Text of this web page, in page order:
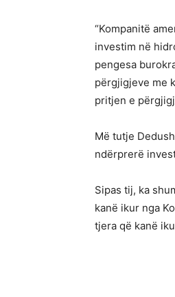
“Kompanitë
investim në
pengesa
përgjigjeve me
pritjen e
Më tutje
ndërprerë
Sipas tij, ka
kanë ikur nga
tjera që kanë